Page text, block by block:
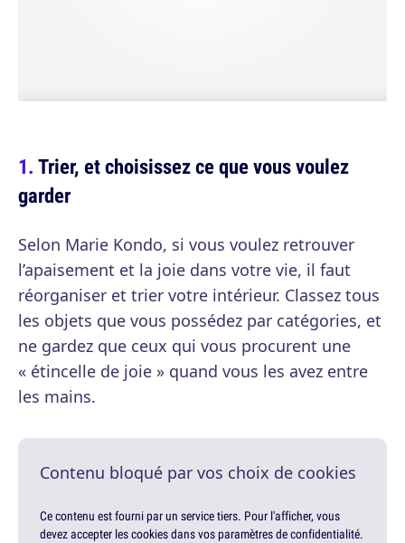
Trier, et choisissez ce que vous voulez
garder
Selon Marie Kondo, si vous voulez retrouver
l’apaisement et la joie dans votre vie, il faut
réorganiser et trier votre intérieur. Classez tous
les objets que vous possédez par catégories, et
ne gardez que ceux qui vous procurent une
« étincelle de joie » quand vous les avez entre
les mains.
Contenu bloqué par vos choix de cookies
Ce contenu est fourni par un service tiers. Pour l'afficher, vous
devez accepter les cookies dans vos paramètres de confidentialité.